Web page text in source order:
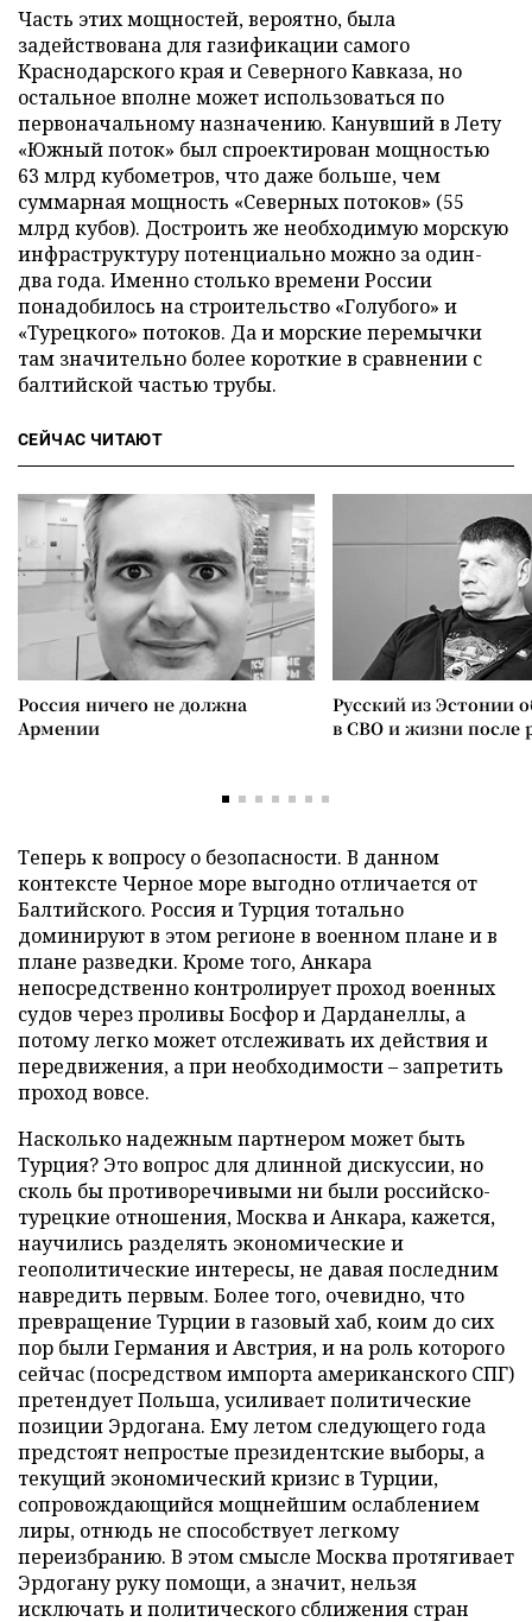
Часть этих мощностей, вероятно, была
задействована для газификации самого
Краснодарского края и Северного Кавказа, но
остальное вполне может использоваться по
первоначальному назначению. Канувший в Лету
«Южный поток» был спроектирован мощностью
63 млрд кубометров, что даже больше, чем
суммарная мощность «Северных потоков» (55
млрд кубов). Достроить же необходимую морскую
инфраструктуру потенциально можно за один-
два года. Именно столько времени России
понадобилось на строительство «Голубого» и
«Турецкого» потоков. Да и морские перемычки
там значительно более короткие в сравнении с
балтийской частью трубы.
СЕЙЧАС ЧИТАЮТ
Россия ничего не должна
Армении
Русский из Эстонии
в СВО и жизни после
Теперь к вопросу о безопасности. В данном
контексте Черное море выгодно отличается от
Балтийского. Россия и Турция тотально
доминируют в этом регионе в военном плане и в
плане разведки. Кроме того, Анкара
непосредственно контролирует проход военных
судов через проливы Босфор и Дарданеллы, а
потому легко может отслеживать их действия и
передвижения, а при необходимости – запретить
проход вовсе.
Насколько надежным партнером может быть
Турция? Это вопрос для длинной дискуссии, но
сколь бы противоречивыми ни были российско-
турецкие отношения, Москва и Анкара, кажется,
научились разделять экономические и
геополитические интересы, не давая последним
навредить первым. Более того, очевидно, что
превращение Турции в газовый хаб, коим до сих
пор были Германия и Австрия, и на роль которого
сейчас (посредством импорта американского СПГ)
претендует Польша, усиливает политические
позиции Эрдогана. Ему летом следующего года
предстоят непростые президентские выборы, а
текущий экономический кризис в Турции,
сопровождающийся мощнейшим ослаблением
лиры, отнюдь не способствует легкому
переизбранию. В этом смысле Москва протягивает
Эрдогану руку помощи, а значит, нельзя
исключать и политического сближения стран